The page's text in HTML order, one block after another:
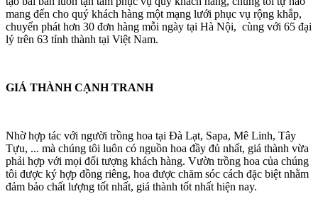
mang đến cho quý khách hàng một mạng lưới phục vụ rộng khắp,
chuyển phát hơn 30 đơn hàng mỗi ngày tại Hà Nội, cùng với 65 đại
lý trên 63 tỉnh thành tại Việt Nam.
GIÁ THÀNH CẠNH TRANH
Nhờ hợp tác với người trồng hoa tại Đà Lạt, Sapa, Mê Linh, Tây
Tựu, ... mà chúng tôi luôn có nguồn hoa đầy đủ nhất, giá thành vừa
phải hợp với mọi đối tượng khách hàng. Vườn trồng hoa của chúng
tôi được ký hợp đồng riêng, hoa được chăm sóc cách đặc biệt nhằm
đảm bảo chất lượng tốt nhất, giá thành tốt nhất hiện nay.